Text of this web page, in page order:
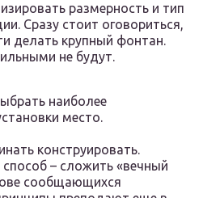
размерность и тип
Сразу стоит оговориться,
делать крупный фонтан.
не будут.
наиболее
место.
конструировать.
– сложить «вечный
сообщающихся